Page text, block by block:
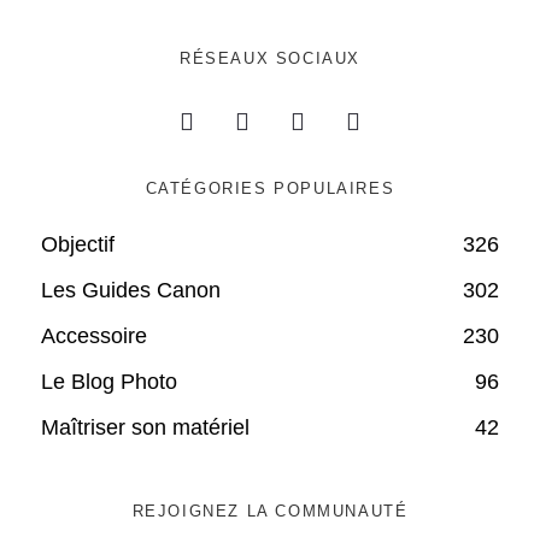
RÉSEAUX SOCIAUX
CATÉGORIES POPULAIRES
Objectif
326
Les Guides Canon
302
Accessoire
230
Le Blog Photo
96
Maîtriser son matériel
42
REJOIGNEZ LA COMMUNAUTÉ